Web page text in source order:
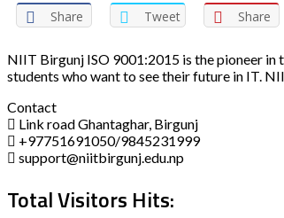
Share Tweet Share
NIIT Birgunj ISO 9001:2015 is the pioneer
students who want to see their future in IT.
Contact
Link road Ghantaghar, Birgunj
+97751691050/9845231999
support@niitbirgunj.edu.np
Total Visitors Hits: